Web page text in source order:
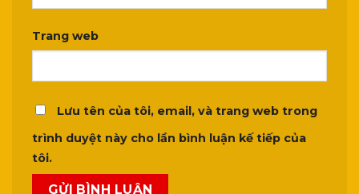
Trang web
Lưu tên của tôi, email, và trang web trong
trình duyệt này cho lần bình luận kế tiếp của
tôi.